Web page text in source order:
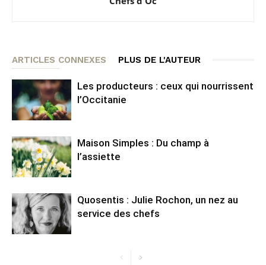
ARTICLES CONNEXES PLUS DE L'AUTEUR
Les producteurs : ceux qui nourrissent
l’Occitanie
Maison Simples : Du champ à
l’assiette
Quosentis : Julie Rochon, un nez au
service des chefs